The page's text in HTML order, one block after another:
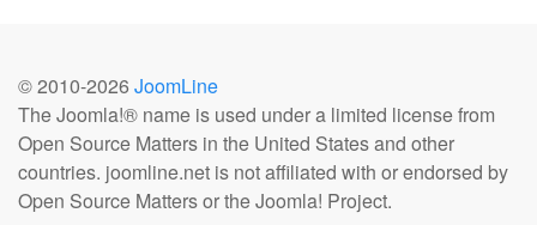
© 2010-2026 JoomLine
The Joomla!® name is used under a limited license from
Open Source Matters in the United States and other
countries. joomline.net is not affiliated with or endorsed by
Open Source Matters or the Joomla! Project.